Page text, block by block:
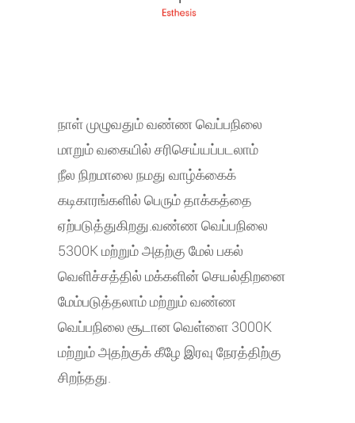
நாள் முழுவதும் வண்ண வெப்பநிலை
மாறும் வகையில் சரிசெய்யப்படலாம்
நீல நிறமாலை நமது வாழ்க்கைக்
கடிகாரங்களில் பெரும் தாக்கத்தை
ஏற்படுத்துகிறது.வண்ண வெப்பநிலை
5300K மற்றும் அதற்கு மேல் பகல்
வெளிச்சத்தில் மக்களின் செயல்திறனை
மேம்படுத்தலாம் மற்றும் வண்ண
வெப்பநிலை சூடான வெள்ளை 3000K
மற்றும் அதற்குக் கீழே இரவு நேரத்திற்கு
சிறந்தது.